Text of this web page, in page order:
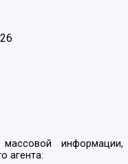
информации,
агента: